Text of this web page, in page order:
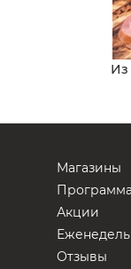
Из
Магазины
Акции
Отзывы